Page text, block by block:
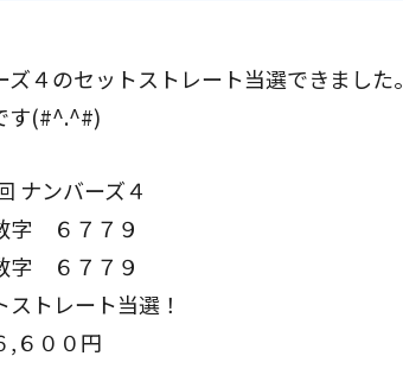
ズ４のセットストレート当選できました。
す(#^.^#)
ナンバーズ４
字 ６７７９
字 ６７７９
ストレート当選！
,６００円